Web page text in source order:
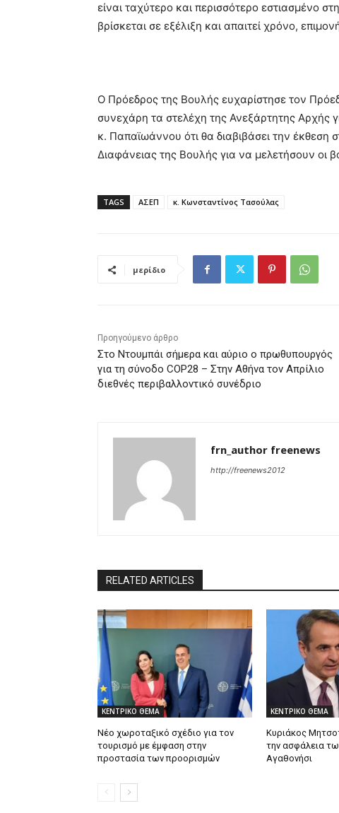
είναι ταχύτερο και περισσότερο εστιασμένο
βρίσκεται σε εξέλιξη και απαιτεί χρόνο,
Ο Πρόεδρος της Βουλής ευχαρίστησε τον
συνεχάρη τα στελέχη της Ανεξάρτητης Αρχής
κ. Παπαϊωάννου ότι θα διαβιβάσει την έκθεση
Διαφάνειας της Βουλής για να μελετήσουν οι
TAGS ΑΣΕΠ κ. Κωνσταντίνος Τασούλας
μερίδιο
Προηγούμενο άρθρο
Στο Ντουμπάι σήμερα και αύριο ο πρωθυπουργός
για τη σύνοδο COP28 – Στην Αθήνα τον Απρίλιο
διεθνές περιβαλλοντικό συνέδριο
frn_author freenews
http://freenews2012
RELATED ARTICLES
ΚΕΝΤΡΙΚΟ ΘΕΜΑ
Νέο χωροταξικό σχέδιο για τον
τουρισμό με έμφαση στην
προστασία των προορισμών
ΚΕΝΤΡΙΚΟ ΘΕΜΑ
Κυριάκος
την ασφάλεια
Αγαθονήσι